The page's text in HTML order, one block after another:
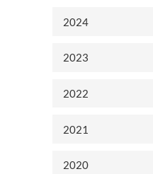
2024
2023
2022
2021
2020